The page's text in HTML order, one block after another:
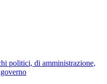
politici, di amministrazione,